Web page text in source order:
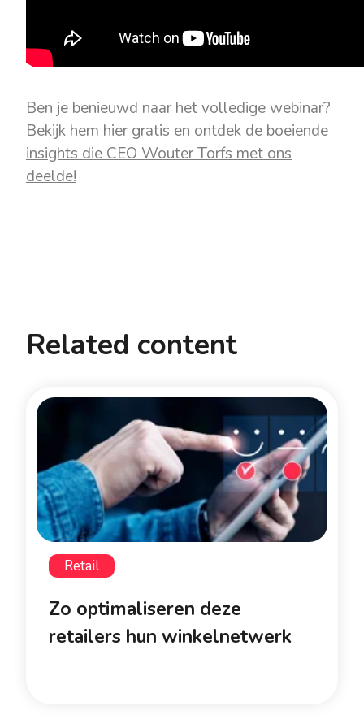
Ben je benieuwd naar het volledige webinar?
Bekijk hem hier gratis en ontdek de boeiende
insights die CEO Wouter Torfs met ons
deelde!
Related content
Retail
Zo optimaliseren deze
retailers hun winkelnetwerk